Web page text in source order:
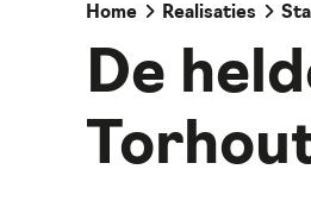
Home Realisaties
De